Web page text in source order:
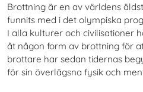
Brottning är en av världens
funnits med i det olympiska
I alla kulturer och civilisationer
åt någon form av brottning för
brottare har sedan tidernas
för sin överlägsna fysik och